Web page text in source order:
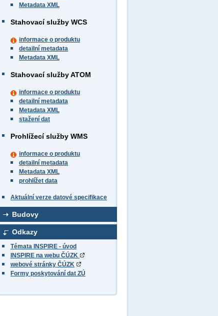
Metadata XML
Stahovací služby WCS
informace o produktu
detailní metadata
Metadata XML
Stahovací služby ATOM
informace o produktu
detailní metadata
Metadata XML
stažení dat
Prohlížecí služby WMS
informace o produktu
detailní metadata
Metadata XML
prohlížet data
Aktuální verze datové specifikace
Budovy
Odkazy
Témata INSPIRE - úvod
INSPIRE na webu ČÚZK
webové stránky ČÚZK
Formy poskytování dat ZÚ